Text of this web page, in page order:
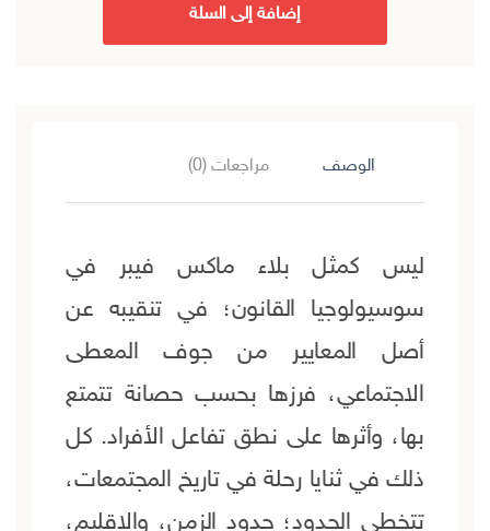
إضافة إلى السلة
الوصف مراجعات (0)
ليس كمثل بلاء ماكس فيبر في
سوسيولوجيا القانون؛ في تنقيبه عن
أصل المعايير من جوف المعطى
الاجتماعي، فرزها بحسب حصانة تتمتع
بها، وأثرها على نطق تفاعل الأفراد. كل
ذلك في ثنايا رحلة في تاريخ المجتمعات،
تتخطى الحدود؛ حدود الزمن، والإقليم،